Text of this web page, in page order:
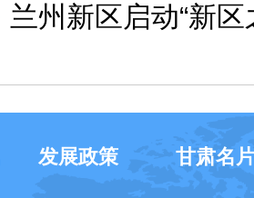
兰州新区启动“新
发展政策 甘肃名